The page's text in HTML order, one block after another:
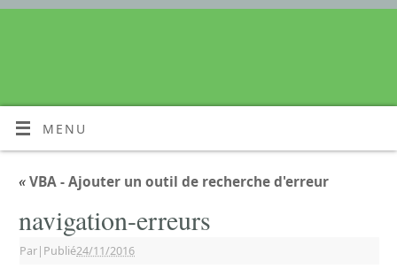
MENU
«VBA - Ajouter un outil de recherche d'erreur
navigation-erreurs
Par| Publié24/11/2016